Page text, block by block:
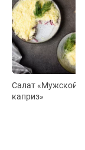
Салат «Мужской
каприз»